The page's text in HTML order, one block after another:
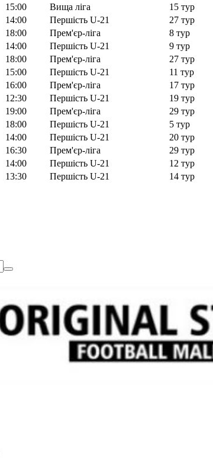
15:00 Вища ліга 15 тур
14:00 Першість U-21 27 тур
18:00 Прем'єр-ліга 8 тур
14:00 Першість U-21 9 тур
18:00 Прем'єр-ліга 27 тур
15:00 Першість U-21 11 тур
16:00 Прем'єр-ліга 17 тур
12:30 Першість U-21 19 тур
19:00 Прем'єр-ліга 29 тур
18:00 Першість U-21 5 тур
14:00 Першість U-21 20 тур
16:30 Прем'єр-ліга 29 тур
14:00 Першість U-21 12 тур
13:30 Першість U-21 14 тур